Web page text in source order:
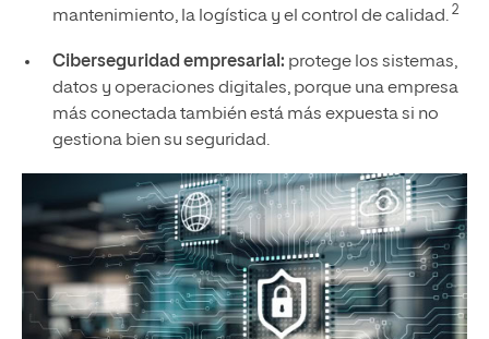
mantenimiento, la logística y el control de calidad. 2
Ciberseguridad empresarial: protege los sistemas,
datos y operaciones digitales, porque una empresa
más conectada también está más expuesta si no
gestiona bien su seguridad.